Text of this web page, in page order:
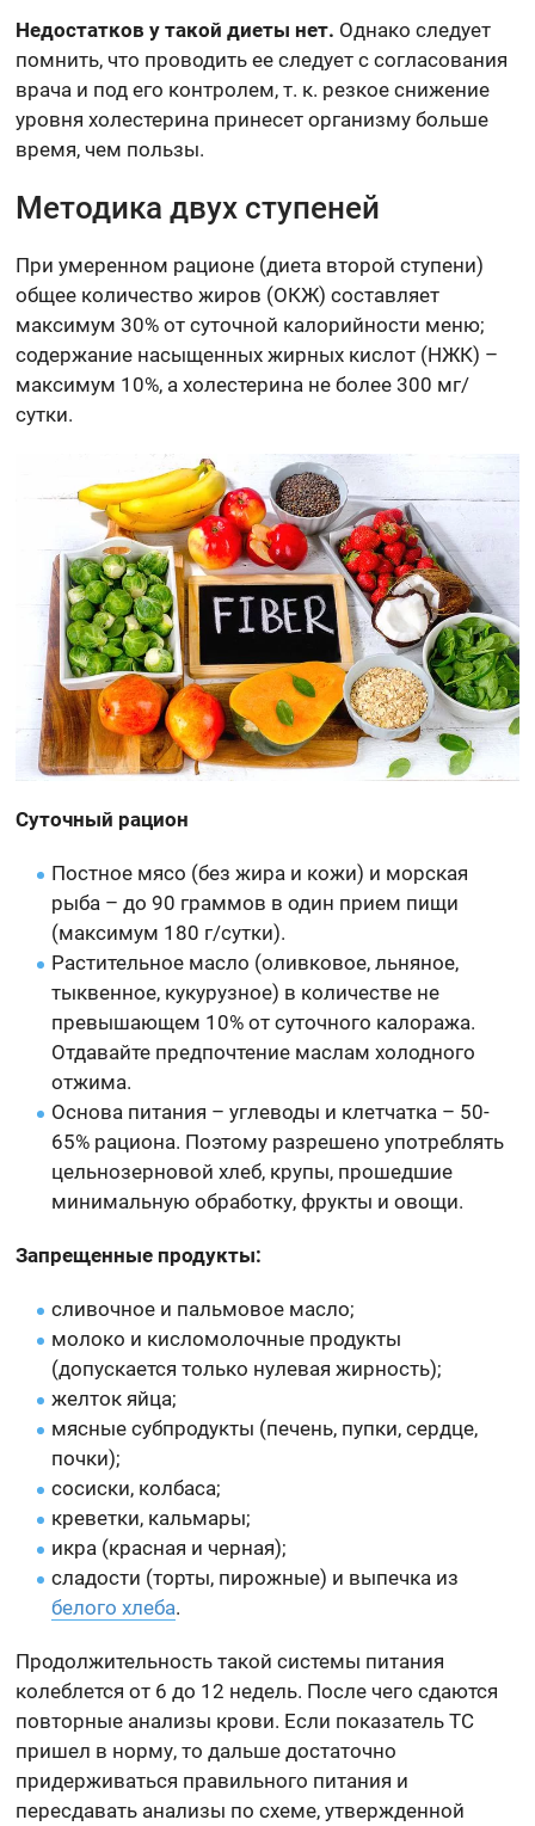
Недостатков у такой диеты нет. Однако следует
помнить, что проводить ее следует с согласования
врача и под его контролем, т. к. резкое снижение
уровня холестерина принесет организму больше
время, чем пользы.
Методика двух ступеней
При умеренном рационе (диета второй ступени)
общее количество жиров (ОКЖ) составляет
максимум 30% от суточной калорийности меню;
содержание насыщенных жирных кислот (НЖК) –
максимум 10%, а холестерина не более 300 мг/
сутки.
Суточный рацион
Постное мясо (без жира и кожи) и морская
рыба – до 90 граммов в один прием пищи
(максимум 180 г/сутки).
Растительное масло (оливковое, льняное,
тыквенное, кукурузное) в количестве не
превышающем 10% от суточного калоража.
Отдавайте предпочтение маслам холодного
отжима.
Основа питания – углеводы и клетчатка – 50-
65% рациона. Поэтому разрешено употреблять
цельнозерновой хлеб, крупы, прошедшие
минимальную обработку, фрукты и овощи.
Запрещенные продукты:
сливочное и пальмовое масло;
молоко и кисломолочные продукты
(допускается только нулевая жирность);
желток яйца;
мясные субпродукты (печень, пупки, сердце,
почки);
сосиски, колбаса;
креветки, кальмары;
икра (красная и черная);
сладости (торты, пирожные) и выпечка из
белого хлеба.
Продолжительность такой системы питания
колеблется от 6 до 12 недель. После чего сдаются
повторные анализы крови. Если показатель ТС
пришел в норму, то дальше достаточно
придерживаться правильного питания и
пересдавать анализы по схеме, утвержденной